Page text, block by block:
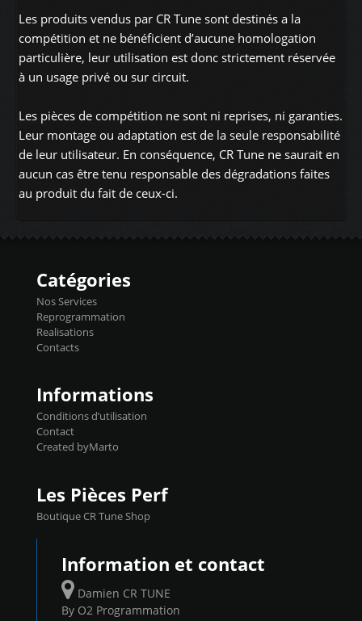
Les produits vendus par CR Tune sont destinés a la
compétition et ne bénéficient d’aucune homologation
particulière, leur utilisation est donc strictement réservée
à un usage privé ou sur circuit.
Les pièces de compétition ne sont ni reprises, ni garanties.
Leur montage ou adaptation est de la seule responsabilité
de leur utilisateur. En conséquence, CR Tune ne saurait en
aucun cas être tenu responsable des dégradations faites
au produit du fait de ceux-ci.
Catégories
Nos Services
Reprogrammation
Realisations
Contacts
Informations
Conditions d’utilisation
Contact
Created byMarto
Les Pièces Perf
Boutique CR Tune Shop
Information et contact
Damien CR TUNE
By O2 Programmation